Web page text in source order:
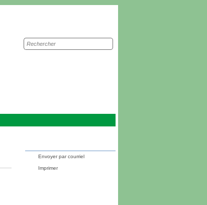
Recherche
sur
Envoyer par courriel
Imprimer